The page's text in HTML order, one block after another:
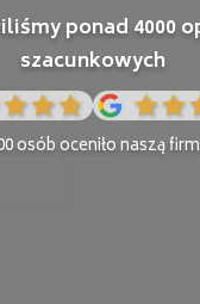
ponad 4000
szacunkowych
osób oceniło naszą